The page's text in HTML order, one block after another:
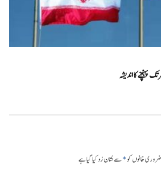
پہنچنے کا اندیشہ
ضروری خانوں کو*سے نشان زد کیا گیا ہے